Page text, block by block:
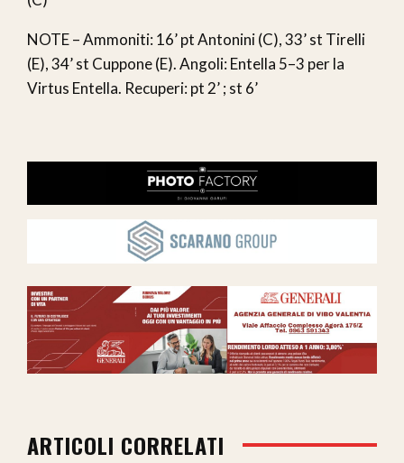
NOTE – Ammoniti: 16’ pt Antonini (C), 33’ st Tirelli
(E), 34’ st Cuppone (E). Angoli: Entella 5–3 per la
Virtus Entella. Recuperi: pt 2’ ; st 6’
ARTICOLI CORRELATI